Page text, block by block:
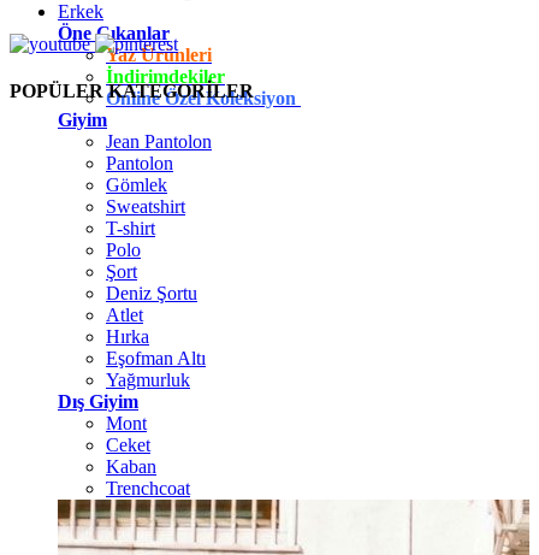
Erkek
Öne Çıkanlar
Yaz Ürünleri
İndirimdekiler
Online Özel Koleksiyon
Giyim
Jean Pantolon
Pantolon
Gömlek
Sweatshirt
T-shirt
Polo
Şort
Deniz Şortu
Atlet
Hırka
Eşofman Altı
Yağmurluk
Dış Giyim
Mont
Ceket
Kaban
Trenchcoat
POPÜLER KATEGORİLER